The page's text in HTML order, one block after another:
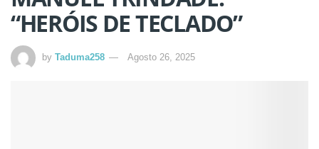
“HERÓIS DE TECLADO”
by Taduma258 Agosto 26, 2025